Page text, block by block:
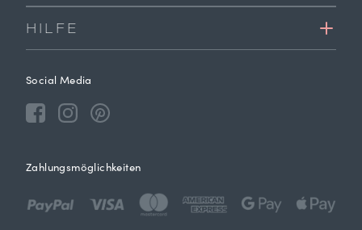
HILFE
Social Media
Zahlungsmöglichkeiten